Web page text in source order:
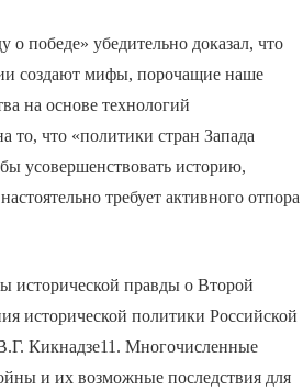
победе» убедительно доказал, что
создают мифы, порочащие наше
на основе технологий
что «политики стран Запада
усовершенствовать историю,
требует активного отпора
исторической правды о Второй
исторической политики Российской
Кикнадзе11. Многочисленные
и их возможные последствия для